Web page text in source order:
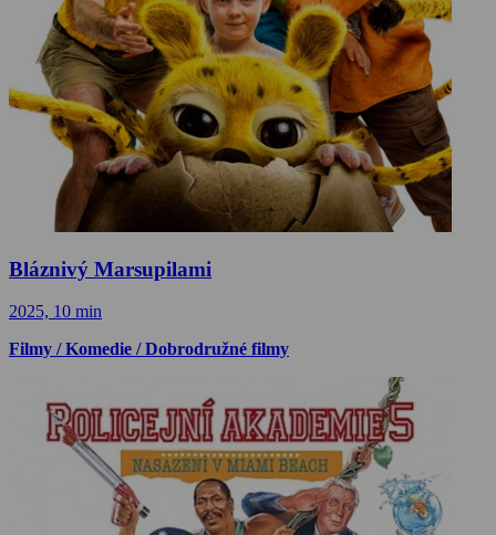
Bláznivý Marsupilami
2025, 10 min
Filmy / Komedie / Dobrodružné filmy